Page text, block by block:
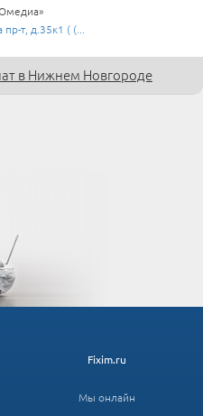
т, д.35к1 ( (...
в Нижнем Новгороде
Fixim.ru
Мы онлайн